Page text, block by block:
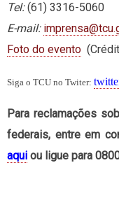
Tel:(61) 3316-5060
E-mail:
Foto do evento
Siga o TCU no Twiter:
Para reclamações
federais, entre em
aqui ou ligue para